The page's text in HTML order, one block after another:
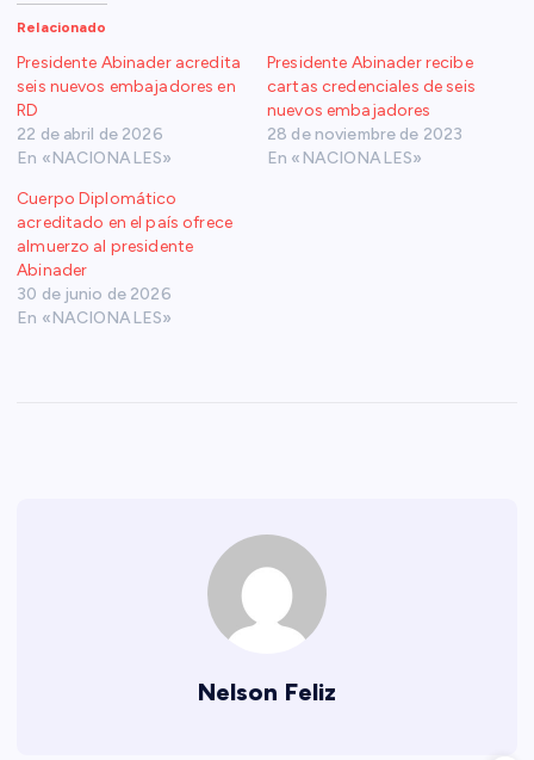
Relacionado
Presidente Abinader acredita
seis nuevos embajadores en
RD
22 de abril de 2026
En «NACIONALES»
Presidente Abinader recibe
cartas credenciales de seis
nuevos embajadores
28 de noviembre de 2023
En «NACIONALES»
Cuerpo Diplomático
acreditado en el país ofrece
almuerzo al presidente
Abinader
30 de junio de 2026
En «NACIONALES»
Nelson Feliz